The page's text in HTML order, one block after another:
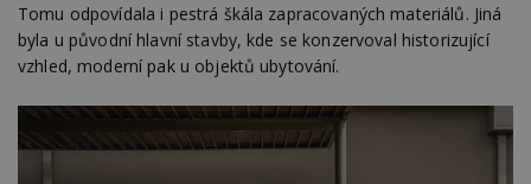
Tomu odpovídala i pestrá škála zapracovaných materiálů. Jiná
byla u původní hlavní stavby, kde se konzervoval historizující
vzhled, moderní pak u objektů ubytování.